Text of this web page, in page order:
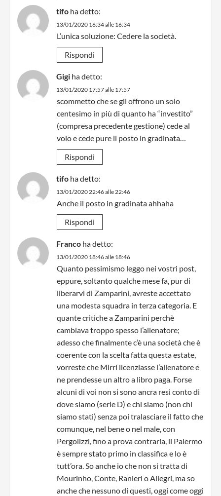
tifo ha detto:
13/01/2020 16:34 alle 16:34
L’unica soluzione: Cedere la società.
Rispondi
Gigi ha detto:
13/01/2020 17:57 alle 17:57
scommetto che se gli offrono un solo
centesimo in più di quanto ha “investito”
(compresa precedente gestione) cede al
volo e cede pure il posto in gradinata…
Rispondi
tifo ha detto:
13/01/2020 22:46 alle 22:46
Anche il posto in gradinata ahhaha
Rispondi
Franco ha detto:
13/01/2020 18:46 alle 18:46
Quanto pessimismo leggo nei vostri post,
eppure, soltanto qualche mese fa, pur di
liberarvi di Zamparini, avreste accettato
una modesta squadra in terza categoria. E
quante critiche a Zamparini perchè
cambiava troppo spesso l’allenatore;
adesso che finalmente c’è una società che è
coerente con la scelta fatta questa estate,
vorreste che Mirri licenziasse l’allenatore e
ne prendesse un altro a libro paga. Forse
alcuni di voi non si sono ancra resi conto di
dove siamo (serie D) e chi siamo (non chi
siamo stati) senza poi tralasciare il fatto che
comunque, nel bene o nel male, con
Pergolizzi, fino a prova contraria, il Palermo
è sempre stato primo in classifica e lo è
tutt’ora. So anche io che non si tratta di
Mourinho, Conte, Ranieri o Allegri, ma so
anche che nessuno di questi, oggi come oggi